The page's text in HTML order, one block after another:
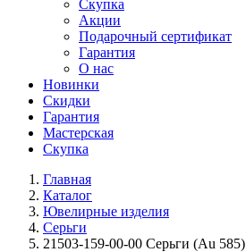
Скупка
Акции
Подарочный сертификат
Гарантия
О нас
Новинки
Скидки
Гарантия
Мастерская
Скупка
Главная
Каталог
Ювелирные изделия
Серьги
21503-159-00-00 Серьги (Au 585)